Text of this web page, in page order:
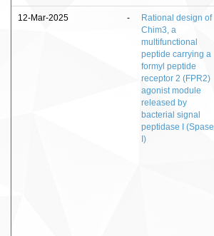
12-Mar-2025 -
Rational design of
Chim3, a
multifunctional
peptide carrying a
formyl peptide
receptor 2 (FPR2)
agonist module
released by
bacterial signal
peptidase I (Spase
I)